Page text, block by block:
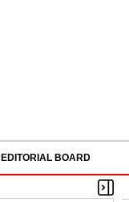
EDITORIAL BOARD